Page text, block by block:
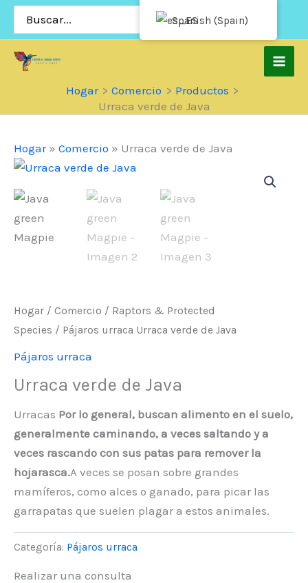
Saltar
por:
Hogar Comercio
Productos
Urraca verde de Java
Hogar» Comercio » Urraca verde de Java
Hogar / Comercio / Raptors & Protected
Species / Pájaros urraca Urraca verde de Java
Pájaros urraca
Urraca verde de Java
Urracas Por lo general, buscan alimento en el suelo,
generalmente caminando, a veces saltando y a
veces rascando con sus patas para remover la
hojarasca.A veces se posan sobre grandes
mamíferos, como alces o ganado, para picar las
garrapatas que suelen plagar a estos animales.
Categoría: Pájaros urraca
Realizar una consulta
Spanish (Spain)